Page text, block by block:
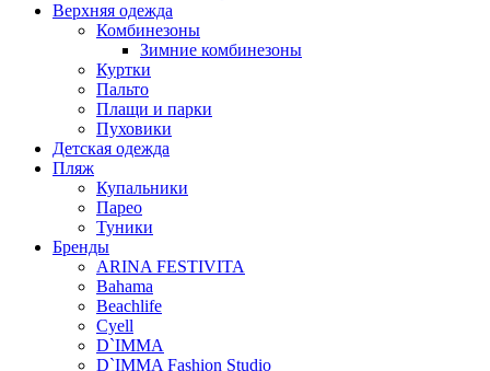
Верхняя одежда
Комбинезоны
Зимние комбинезоны
Куртки
Пальто
Плащи и парки
Пуховики
Детская одежда
Пляж
Купальники
Парео
Туники
Бренды
ARINA FESTIVITA
Bahama
Beachlife
Cyell
D`IMMA
D`IMMA Fashion Studio